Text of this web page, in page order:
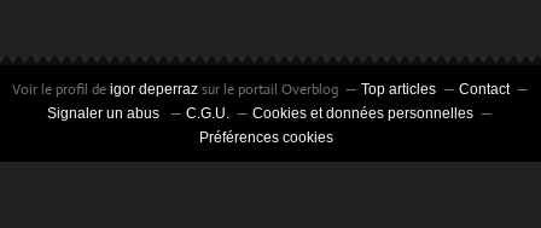
Voir le profil de igor deperraz sur le portail Overblog Top articles
Contact
Signaler un abus
C.G.U.
Cookies et données personnelles
Préférences cookies